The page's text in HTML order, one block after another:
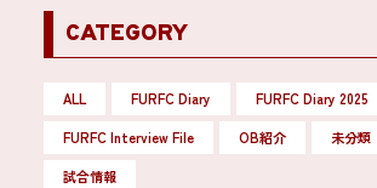
CATEGORY
ALL FURFC Diary
FURFC Diary 2025
FURFC Interview File
OB紹介 未分類
試合情報